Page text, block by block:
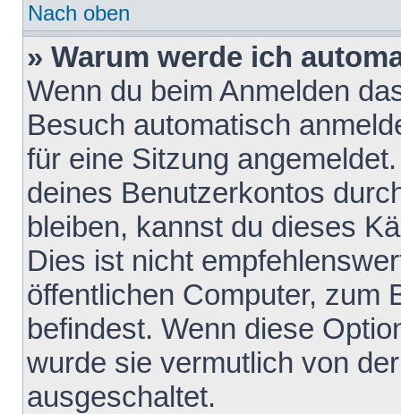
Nach oben
» Warum werde ich
Wenn du beim Anmelden
Besuch automatisch
für eine Sitzung
deines Benutzerkontos
bleiben, kannst du dieses
Dies ist nicht
öffentlichen Computer, zum
befindest. Wenn diese
wurde sie vermutlich von
ausgeschaltet.